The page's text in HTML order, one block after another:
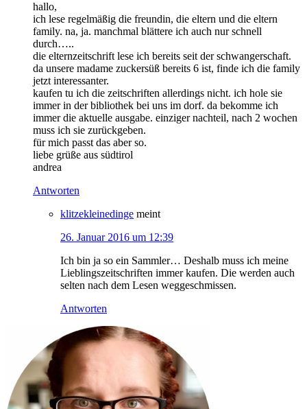
hallo,
ich lese regelmäßig die freundin, die eltern und die eltern
family. na, ja. manchmal blättere ich auch nur schnell
durch…..
die elternzeitschrift lese ich bereits seit der schwangerschaft.
da unsere madame zuckersüß bereits 6 ist, finde ich die family
jetzt interessanter.
kaufen tu ich die zeitschriften allerdings nicht. ich hole sie
immer in der bibliothek bei uns im dorf. da bekomme ich
immer die aktuelle ausgabe. einziger nachteil, nach 2 wochen
muss ich sie zurückgeben.
für mich passt das aber so.
liebe grüße aus südtirol
andrea
Antworten
klitzekleinedinge meint
26. Januar 2016 um 12:39
Ich bin ja so ein Sammler… Deshalb muss ich meine
Lieblingszeitschriften immer kaufen. Die werden auch
selten nach dem Lesen weggeschmissen.
Antworten
Sidebar